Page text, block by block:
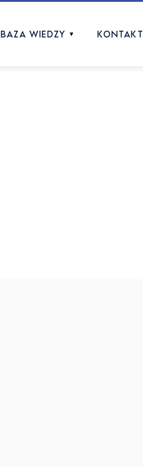
BAZA WIEDZY ▼ KONTAKT